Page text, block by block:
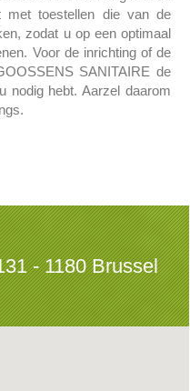
met toestellen die van de
zodat u op een optimaal
Voor de inrichting of de
SANITAIRE de
nodig hebt. Aarzel daarom
- 1180 Brussel